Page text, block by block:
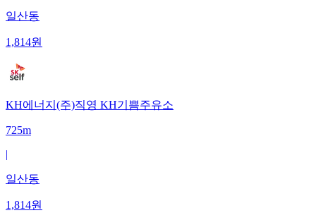
일산동
1,814원
KH에너지(주)직영 KH기쁨주유소
725m
|
일산동
1,814원